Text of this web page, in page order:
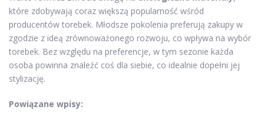
które zdobywają coraz większą popularność wśród
producentów torebek. Młodsze pokolenia preferują zakupy w
zgodzie z ideą zrównoważonego rozwoju, co wpływa na wybór
torebek. Bez względu na preferencje, w tym sezonie każda
osoba powinna znaleźć coś dla siebie, co idealnie dopełni jej
stylizację.
Powiązane wpisy: